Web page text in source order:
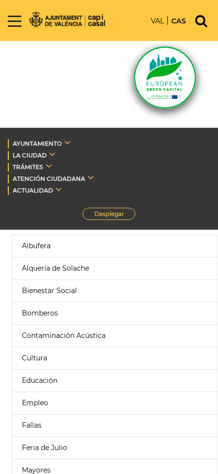
VAL CAS
AYUNTAMIENTO
LA CIUDAD
TRÁMITES
ATENCIÓN CIUDADANA
ACTUALIDAD
Desplegar
Albufera
Alquería de Solache
Bienestar Social
Bomberos
Contaminación Acústica
Cultura
Educación
Empleo
Fallas
Feria de Julio
Mayores